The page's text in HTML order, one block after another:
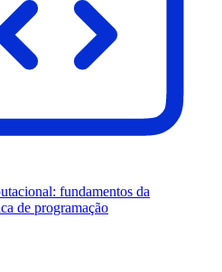
fundamentos da
de programação